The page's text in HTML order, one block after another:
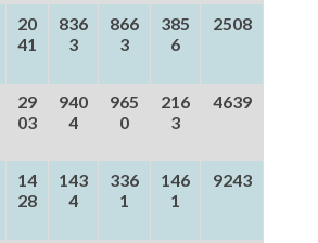
20
41
836
3
866
3
385
6
2508
29
03
940
4
965
0
216
3
4639
14
28
143
4
336
1
146
1
9243